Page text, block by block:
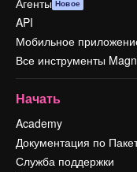
Новое
API
Мобильное
Все инструменты
Начать
Academy
Документация по
Служба поддержки